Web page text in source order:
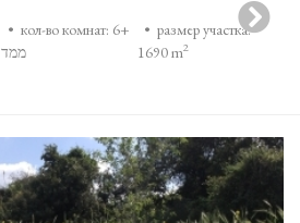
• кол-во комнат: 6+
ממד
• размер участка:
1690 m2